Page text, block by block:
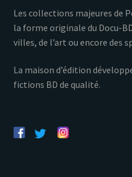
Les collections majeures de
la forme originale du Docu-
villes, de l’art ou encore des
La maison d’édition
fictions BD de qualité.